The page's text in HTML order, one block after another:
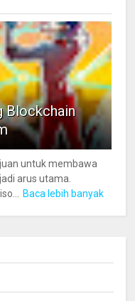
Blockchain
untuk membawa
arus utama.
Baca lebih banyak